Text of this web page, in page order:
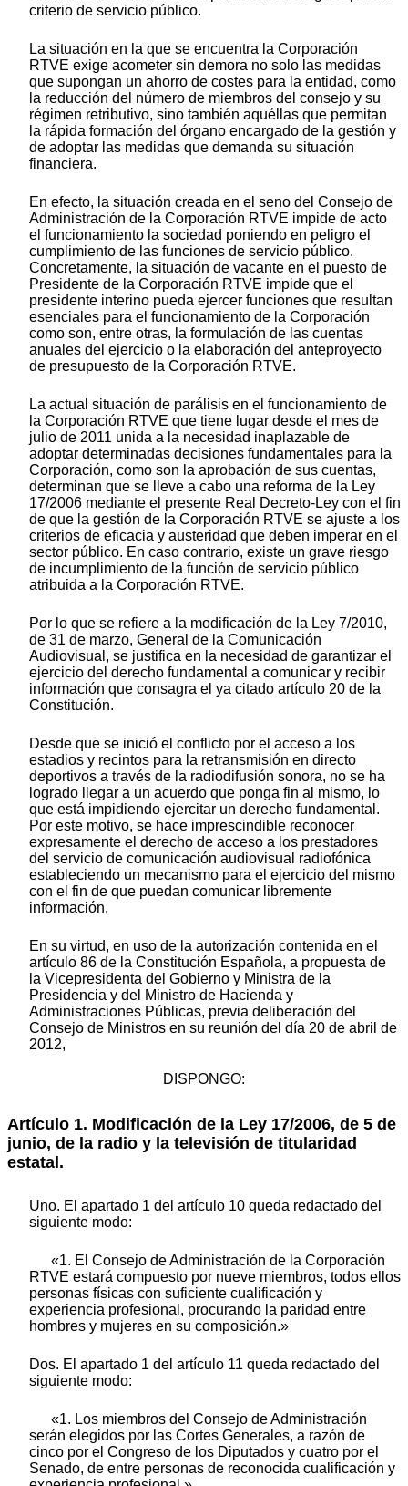
criterio de servicio público.
La situación en la que se encuentra la Corporación
RTVE exige acometer sin demora no solo las medidas
que supongan un ahorro de costes para la entidad, como
la reducción del número de miembros del consejo y su
régimen retributivo, sino también aquéllas que permitan
la rápida formación del órgano encargado de la gestión y
de adoptar las medidas que demanda su situación
financiera.
En efecto, la situación creada en el seno del Consejo de
Administración de la Corporación RTVE impide de acto
el funcionamiento la sociedad poniendo en peligro el
cumplimiento de las funciones de servicio público.
Concretamente, la situación de vacante en el puesto de
Presidente de la Corporación RTVE impide que el
presidente interino pueda ejercer funciones que resultan
esenciales para el funcionamiento de la Corporación
como son, entre otras, la formulación de las cuentas
anuales del ejercicio o la elaboración del anteproyecto
de presupuesto de la Corporación RTVE.
La actual situación de parálisis en el funcionamiento de
la Corporación RTVE que tiene lugar desde el mes de
julio de 2011 unida a la necesidad inaplazable de
adoptar determinadas decisiones fundamentales para la
Corporación, como son la aprobación de sus cuentas,
determinan que se lleve a cabo una reforma de la Ley
17/2006 mediante el presente Real Decreto-Ley con el fin
de que la gestión de la Corporación RTVE se ajuste a los
criterios de eficacia y austeridad que deben imperar en el
sector público. En caso contrario, existe un grave riesgo
de incumplimiento de la función de servicio público
atribuida a la Corporación RTVE.
Por lo que se refiere a la modificación de la Ley 7/2010,
de 31 de marzo, General de la Comunicación
Audiovisual, se justifica en la necesidad de garantizar el
ejercicio del derecho fundamental a comunicar y recibir
información que consagra el ya citado artículo 20 de la
Constitución.
Desde que se inició el conflicto por el acceso a los
estadios y recintos para la retransmisión en directo
deportivos a través de la radiodifusión sonora, no se ha
logrado llegar a un acuerdo que ponga fin al mismo, lo
que está impidiendo ejercitar un derecho fundamental.
Por este motivo, se hace imprescindible reconocer
expresamente el derecho de acceso a los prestadores
del servicio de comunicación audiovisual radiofónica
estableciendo un mecanismo para el ejercicio del mismo
con el fin de que puedan comunicar libremente
información.
En su virtud, en uso de la autorización contenida en el
artículo 86 de la Constitución Española, a propuesta de
la Vicepresidenta del Gobierno y Ministra de la
Presidencia y del Ministro de Hacienda y
Administraciones Públicas, previa deliberación del
Consejo de Ministros en su reunión del día 20 de abril de
2012,
DISPONGO:
Artículo 1. Modificación de la Ley 17/2006, de 5 de
junio, de la radio y la televisión de titularidad
estatal.
Uno. El apartado 1 del artículo 10 queda redactado del
siguiente modo:
«1. El Consejo de Administración de la Corporación
RTVE estará compuesto por nueve miembros, todos ellos
personas físicas con suficiente cualificación y
experiencia profesional, procurando la paridad entre
hombres y mujeres en su composición.»
Dos. El apartado 1 del artículo 11 queda redactado del
siguiente modo:
«1. Los miembros del Consejo de Administración
serán elegidos por las Cortes Generales, a razón de
cinco por el Congreso de los Diputados y cuatro por el
Senado, de entre personas de reconocida cualificación y